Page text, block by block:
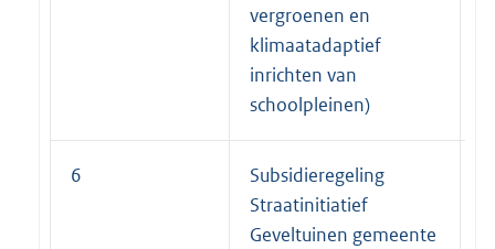
vergroenen en
klimaatadaptief
inrichten van
schoolpleinen)
6
Subsidieregeling
Straatinitiatief
Geveltuinen gemeente